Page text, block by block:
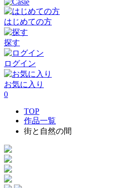
はじめての方
探す
ログイン
お気に入り
0
TOP
作品一覧
街と自然の間